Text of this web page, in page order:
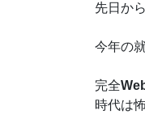
先日か
今年の
完全
時代は